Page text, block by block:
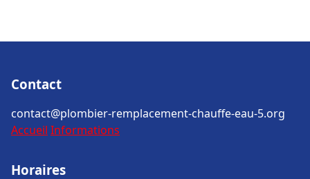
Contact
contact@plombier-remplacement-chauffe-eau-5.org
Accueil Informations
Horaires